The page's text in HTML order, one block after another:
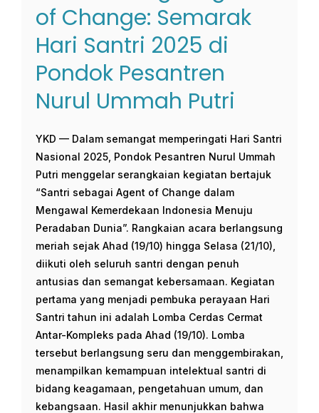
of Change: Semarak
Hari Santri 2025 di
Pondok Pesantren
Nurul Ummah Putri
YKD — Dalam semangat memperingati Hari Santri
Nasional 2025, Pondok Pesantren Nurul Ummah
Putri menggelar serangkaian kegiatan bertajuk
“Santri sebagai Agent of Change dalam
Mengawal Kemerdekaan Indonesia Menuju
Peradaban Dunia”. Rangkaian acara berlangsung
meriah sejak Ahad (19/10) hingga Selasa (21/10),
diikuti oleh seluruh santri dengan penuh
antusias dan semangat kebersamaan. Kegiatan
pertama yang menjadi pembuka perayaan Hari
Santri tahun ini adalah Lomba Cerdas Cermat
Antar-Kompleks pada Ahad (19/10). Lomba
tersebut berlangsung seru dan menggembirakan,
menampilkan kemampuan intelektual santri di
bidang keagamaan, pengetahuan umum, dan
kebangsaan. Hasil akhir menunjukkan bahwa